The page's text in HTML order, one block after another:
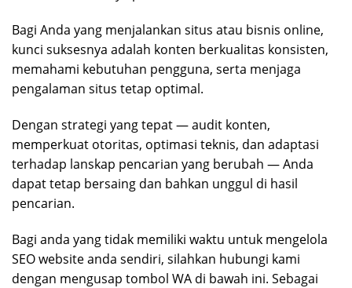
Bagi Anda yang menjalankan situs atau bisnis online,
kunci suksesnya adalah konten berkualitas konsisten,
memahami kebutuhan pengguna, serta menjaga
pengalaman situs tetap optimal.
Dengan strategi yang tepat — audit konten,
memperkuat otoritas, optimasi teknis, dan adaptasi
terhadap lanskap pencarian yang berubah — Anda
dapat tetap bersaing dan bahkan unggul di hasil
pencarian.
Bagi anda yang tidak memiliki waktu untuk mengelola
SEO website anda sendiri, silahkan hubungi kami
dengan mengusap tombol WA di bawah ini. Sebagai